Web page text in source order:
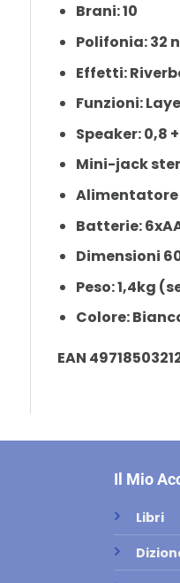
Brani: 10
Polifonia: 32
Effetti:
Funzioni:
Speaker: 0,8
Mini-jack
Alimentatore
Batterie:
Dimensioni
Peso: 1,4kg
Colore:
EAN
Il Mio
Libri